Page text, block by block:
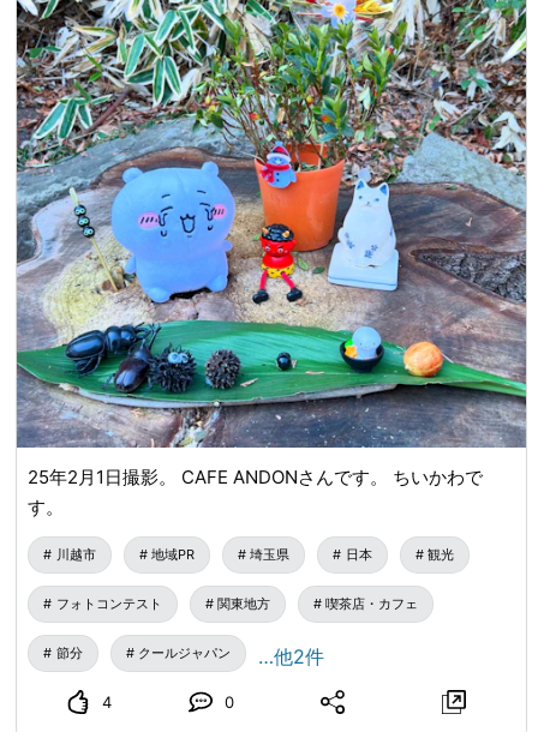
25年2月1日撮影。 CAFE ANDONさんです。 ちいかわで
す。
川越市 地域PR 埼玉県 日本 観光
フォトコンテスト 関東地方 喫茶店・カフェ
節分 クールジャパン …他2件
4 0